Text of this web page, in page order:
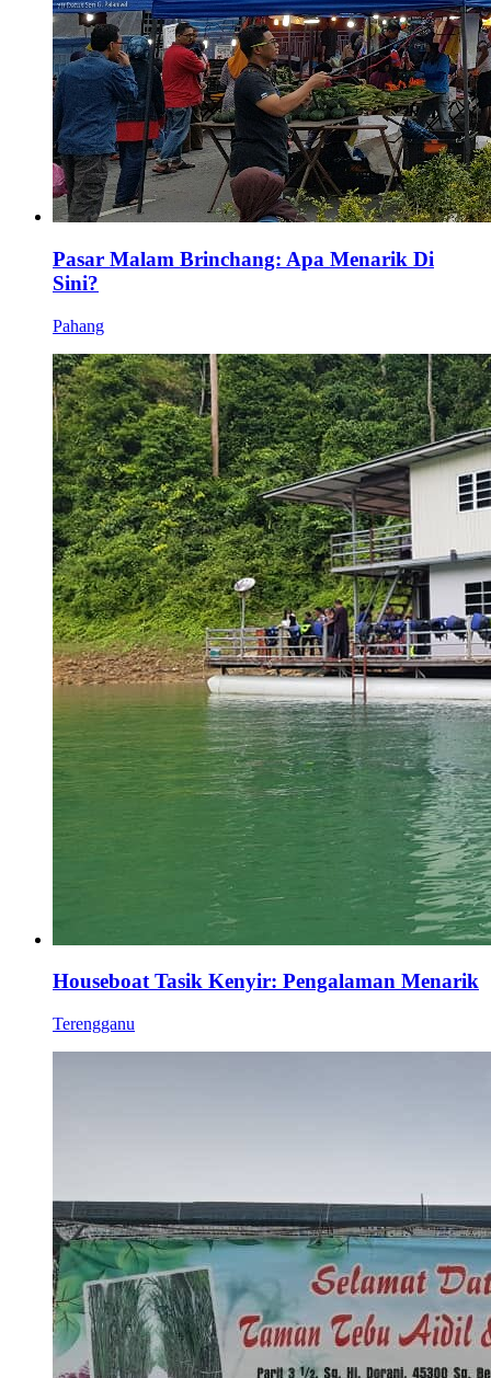
Pasar Malam Brinchang: Apa Menarik Di
Sini?
Pahang
Houseboat Tasik Kenyir: Pengalaman Menarik
Terengganu